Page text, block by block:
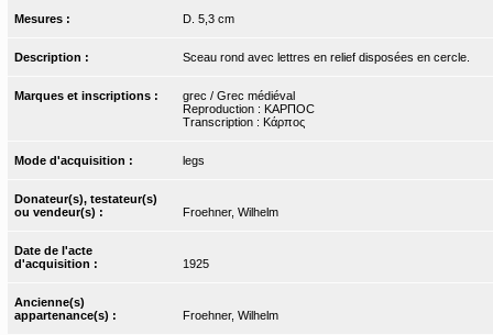
Mesures : D. 5,3 cm
Description : Sceau rond avec lettres en relief disposées en cercle.
Marques et inscriptions :
grec / Grec médiéval
Reproduction : ΚΑΡΠΟC
Transcription : Κάρπος
Mode d'acquisition : legs
Donateur(s), testateur(s)
ou vendeur(s) :
Froehner, Wilhelm
Date de l'acte
d'acquisition :
1925
Ancienne(s)
appartenance(s) :
Froehner, Wilhelm